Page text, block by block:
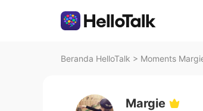
Beranda HelloTalk > Moments
Margie